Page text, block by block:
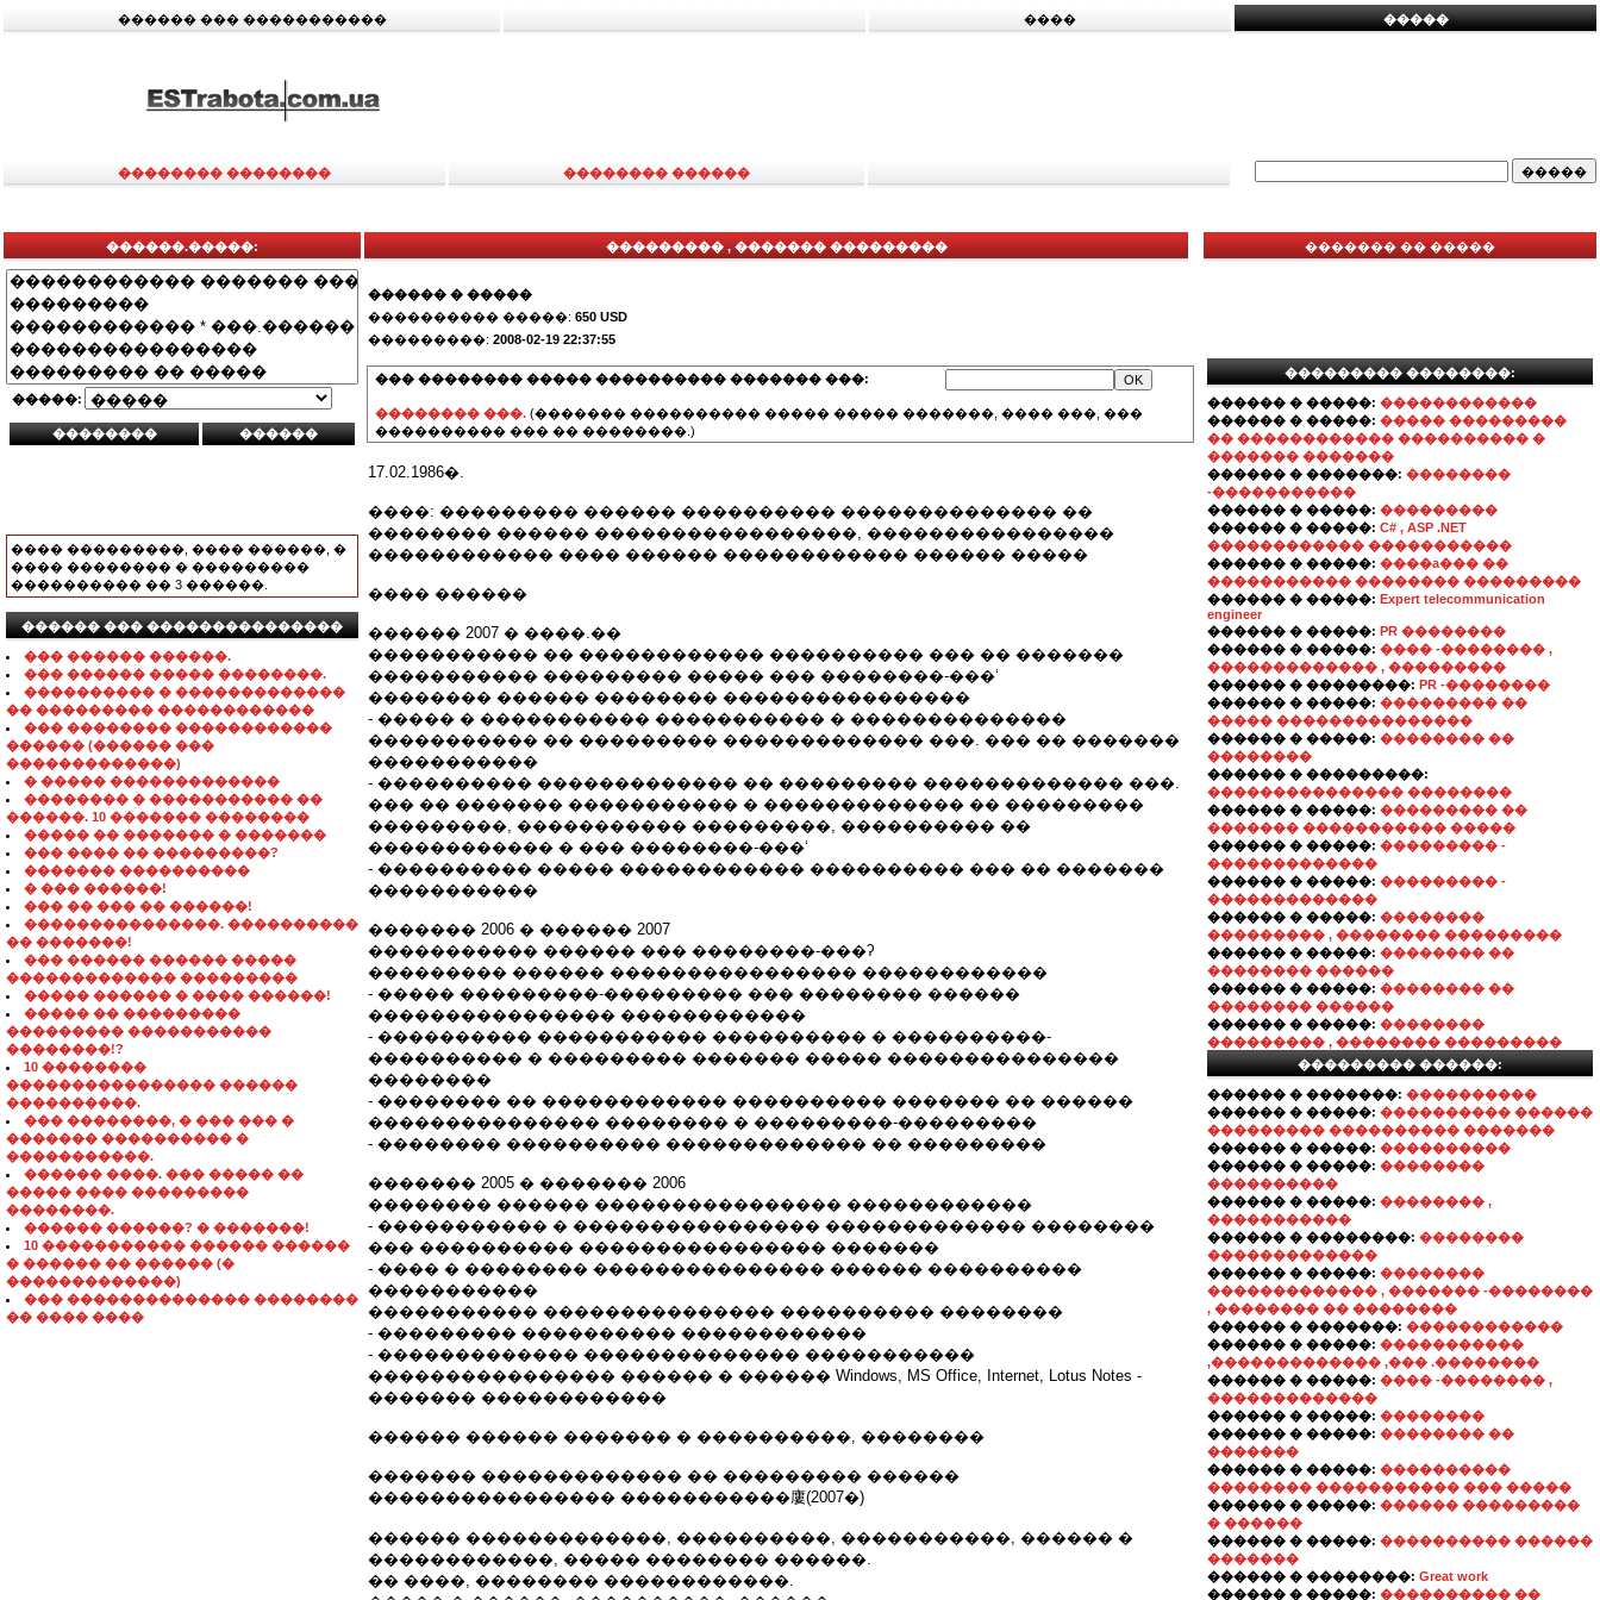
������ ��� ����������� ���� �����
�������� �������� �������� ������
������.�����:
�����:
���� ���������, ���� ������, �
���� �������� � ���������
���������� �� 3 ������.
������ ��� ���������������
��� ������ ������.
��� ������ ����� ��������.
���������� � �������������
�� ��������� ������������
��� �������� ������������
������ (������ ���
�������������)
� ����� �������������
�������� � ����������� ��
������. 10 ������� ��������
����� �� ������� � �������
��� ���� �� ���������?
������� ����������
� ��� ������!
��� �� ��� �� ������!
���������������. ����������
�� �������!
��� ������ ������ �����
������������� ���������
����� ������ � ���� ������!
����� �� ���������
��������� �����������
��������!?
10 ��������
���������������� ������
����������.
��� ��������, � ��� ��� �
������� ���������� �
�����������.
������ ����. ��� ����� ��
����� ���� ���������
��������.
������ ������? � �������!
10 ����������� ������ ������
� ������ �� ������ (�
�������������)
��� �������������� ��������
�� ���� ����
��������� , ������� ���������
������ � �����
���������� �����: 650 USD
���������: 2008-02-19 22:37:55
��� �������� ����� ���������� ������� ���:
�������� ���. (������� ���������� ����� ����� �������, ���� ���, ���
���������� ��� �� ��������.)
17.02.1986�.
����: ��������� ������ ���������� �������������� ��
�������� ������ �����������������, ����������������
������������ ���� ������ ������������ ������ �����
���� ������
������ 2007 � ����.��
����������� �� ������������ ���������� ��� �� �������
����������� ��������� ����� ��� ��������-���ʻ
�������� ������ �������� ����������������
- ����� � ����������� ����������� � ��������������
����������� �� ��������� ������������� ���. ��� �� �������
�����������
- ���������� ������������� �� ��������� ������������� ���.
��� �� ������� ����������� � ������������� �� ���������
���������, ����������� ���������, ���������� ��
������������ � ��� ��������-���ʻ
- ���������� ����� ������������ ���������� ��� �� �������
�����������
������� 2006 � ������ 2007
����������� ������ ��� ��������-���ʔ
��������� ������ ���������������� ������������
- ����� ���������-��������� ��� �������� ������
���������������� ������������
- ���������� ����������� ���������� � ����������-
���������� � ��������� ������� ����� ���������������
��������
- �������� �� ������������ ���������� ������� �� ������
��������������� �������� � ���������-���������
- �������� ���������� ������������� �� ���������
������� 2005 � ������� 2006
�������� ������ ���������������� ������������
- ����������� � ���������������� ������������� ��������
��� ���������� ���������������� �������
- ���� � �������� ��������������� ������ ����������
�����������
����������� ��������������� ���������� ��������
- ��������� ���������� ������������
- ������������� �������������� �����������
���������������� ������ � ������ Windows, MS Office, Internet, Lotus Notes -
������� ������������
������ ������ ������� � ����������, ��������
������� ������������� �� ��������� ������
���������������� �����������廔(2007�)
������ �������������, ����������, �����������, ������ �
������������, ����� �������� ������.
�� ����, �������� ������������.
������� �� �����
��������� ��������:
������ � �����: ������������
������ � �����: ����� ���������
�� ������������ ���������� �
������� �������
������ � �������: ��������
-�����������
������ � �����: ���������
������ � �����: C# , ASP .NET
������������ �����������
������ � �����: ����a��� ��
����������� �������� ���������
������ � �����: Expert telecommunication
engineer
������ � �����: PR ��������
������ � �����: ���� -�������� ,
������������� , ���������
������ � ��������: PR -��������
������ � �����: ��������� ��
����� ���������������
������ � �����: �������� ��
��������
������ � ���������:
��������������� ��������
������ � �����: ��������� ��
������� ����������� �����
������ � �����: ��������� -
�������������
������ � �����: ��������� -
�������������
������ � �����: ��������
��������� , �������� ���������
������ � �����: �������� ��
�������� ������
������ � �����: �������� ��
�������� ������
������ � �����: ��������
��������� , �������� ���������
��������� ������:
������ � �������: ����������
������ � �����: ���������� ������
��������� ���������� �������
������ � �����: ����������
������ � �����: ��������
����������
������ � �����: �������� ,
�����������
������ � ��������: ��������
�������������
������ � �����: ��������
������������� , ������� -��������
, �������� �� ��������
������ � �������: ������������
������ � �����: �����������
,������������� ,��� .��������
������ � �����: ���� -�������� ,
�������������
������ � �����: ��������
������ � �����: �������� ��
�������
������ � �����: ����������
�������� ����������� ��� �����
������ � �����: ������ ���������
� ������
������ � �����: ���������� ������
�������
������ � ��������: Great work
������ � �����: ���������� ��